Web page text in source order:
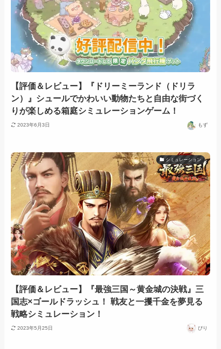
【評価＆レビュー】『ドリーミーランド（ドリラ
ン）』シュールでかわいい動物たちと自由な街づく
りが楽しめる箱庭シミュレーションゲーム！
2023年6月3日 もず
シミュレーション
【評価＆レビュー】『最強三国～黄金城の決戦』三
国志×ゴールドラッシュ！ 戦友と一攫千金を夢見る
戦略シミュレーション！
2023年5月25日 ぴり